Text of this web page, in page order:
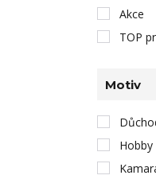
Akce
TOP
Motiv